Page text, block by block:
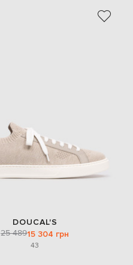
DOUCAL'S
25 48915 304 грн
43